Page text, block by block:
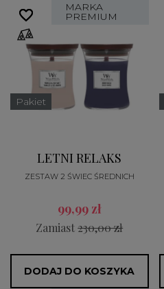
MARKA
PREMIUM
Pakiet
LETNI RELAKS
ZESTAW 2 ŚWIEC ŚREDNICH
99,99 zł
Zamiast230,00 zł
DODAJ DO KOSZYKA
favorite_border
favorite_border